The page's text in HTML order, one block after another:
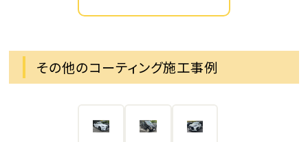
その他のコーティング施工事例